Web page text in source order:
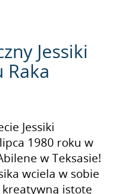
Jessiki
Raka
Jessiki
1980 roku w
w Teksasie!
wciela w sobie
istotę